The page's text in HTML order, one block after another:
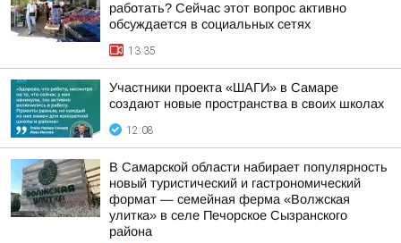
работать? Сейчас этот вопрос активно
обсуждается в социальных сетях
13:35
Участники проекта «ШАГИ» в Самаре
создают новые пространства в своих школах
12:08
В Самарской области набирает популярность
новый туристический и гастрономический
формат — семейная ферма «Волжская
улитка» в селе Печорское Сызранского
района